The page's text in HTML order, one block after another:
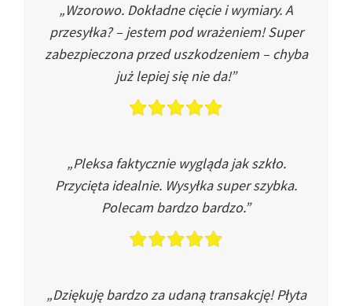
„Wzorowo. Dokładne cięcie i wymiary. A
przesyłka? – jestem pod wrażeniem! Super
zabezpieczona przed uszkodzeniem – chyba
już lepiej się nie da!”
„Pleksa faktycznie wygląda jak szkło.
Przycięta idealnie. Wysyłka super szybka.
Polecam bardzo bardzo.”
„Dziękuję bardzo za udaną transakcję! Płyta